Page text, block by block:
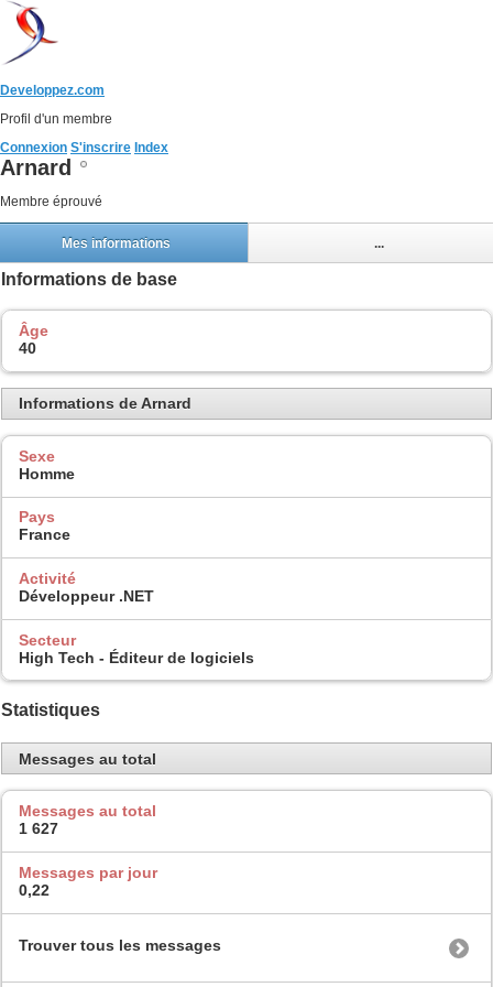
Developpez.com
Profil d'un membre
Connexion S'inscrire Index
Arnard
Membre éprouvé
Mes informations ...
Informations de base
Âge
40
Informations de Arnard
Sexe
Homme
Pays
France
Activité
Développeur .NET
Secteur
High Tech - Éditeur de logiciels
Statistiques
Messages au total
Messages au total
1 627
Messages par jour
0,22
Trouver tous les messages